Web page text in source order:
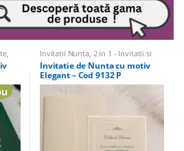
Invitatii Nunta, 2 in 1 - Invitatii si
Marturii Nunta si Botez Invitatii
elegante,Invitatii Nunta si Botez 2
in 1,Invitatii vintage
Invitatie de Nunta cu motiv
Elegant – Cod 9132 P